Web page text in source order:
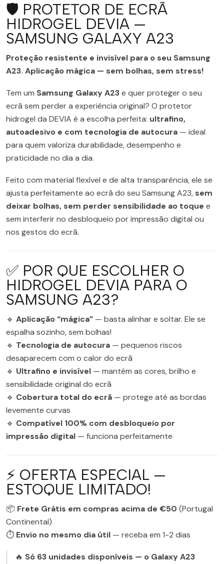
🛡️ PROTETOR DE ECRÃ
HIDROGEL DEVIA —
SAMSUNG GALAXY A23
Proteção resistente e invisível para o seu Samsung
A23. Aplicação mágica — sem bolhas, sem stress!
Tem um Samsung Galaxy A23e quer proteger o seu
ecrã sem perder a experiência original? O protetor
hidrogel da DEVIA é a escolha perfeita: ultrafino,
autoadesivo e com tecnologia de autocura — ideal
para quem valoriza durabilidade, desempenho e
praticidade no dia a dia.
Feito com material flexível e de alta transparência, ele se
ajusta perfeitamente ao ecrã do seu Samsung A23, sem
deixar bolhas, sem perder sensibilidade ao toque e
sem interferir no desbloqueio por impressão digital ou
nos gestos do ecrã.
✅ POR QUE ESCOLHER O
HIDROGEL DEVIA PARA O
SAMSUNG A23?
🔹 Aplicação “mágica” — basta alinhar e soltar. Ele se
espalha sozinho, sem bolhas!
🔹 Tecnologia de autocura — pequenos riscos
desaparecem com o calor do ecrã
🔹 Ultrafino e invisível — mantém as cores, brilho e
sensibilidade original do ecrã
🔹 Cobertura total do ecrã — protege até as bordas
levemente curvas
🔹 Compatível 100% com desbloqueio por
impressão digital — funciona perfeitamente
⚡ OFERTA ESPECIAL —
ESTOQUE LIMITADO!
📦 Frete Grátis em compras acima de €50 (Portugal
Continental)
⏱️ Envio no mesmo dia útil — receba em 1-2 dias
🔥 Só 63 unidades disponíveis — o Galaxy A23